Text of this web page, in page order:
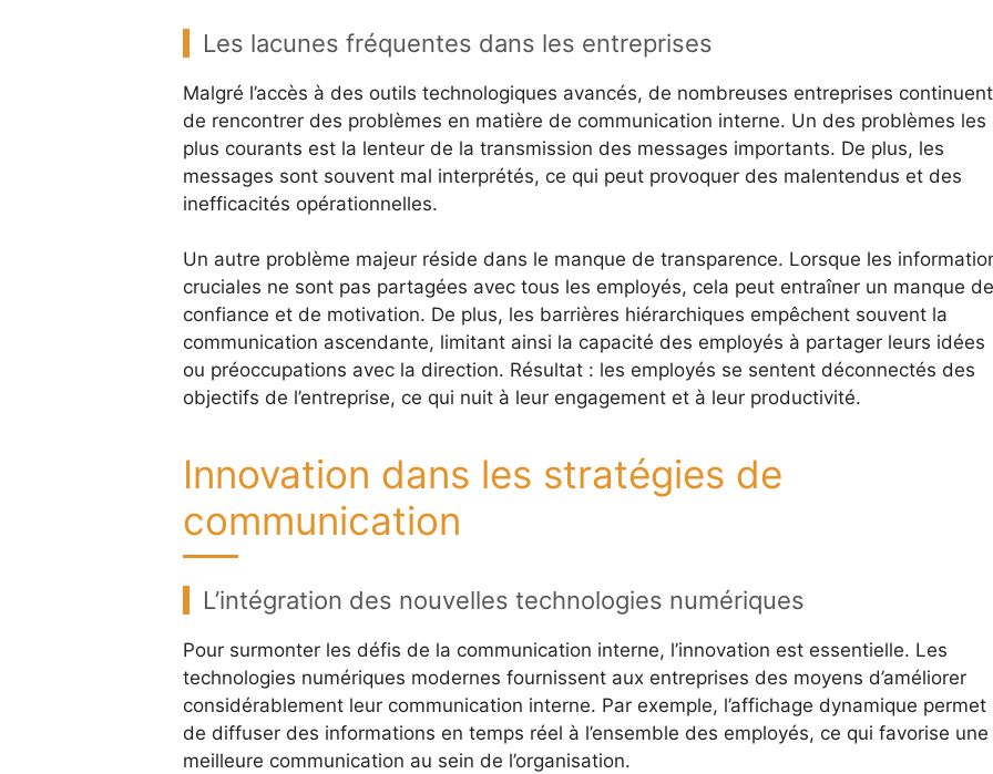
Les lacunes fréquentes dans les entreprises
Malgré l’accès à des outils technologiques avancés, de nombreuses entreprises continuent
de rencontrer des problèmes en matière de communication interne. Un des problèmes les
plus courants est la lenteur de la transmission des messages importants. De plus, les
messages sont souvent mal interprétés, ce qui peut provoquer des malentendus et des
inefficacités opérationnelles.
Un autre problème majeur réside dans le manque de transparence. Lorsque les
cruciales ne sont pas partagées avec tous les employés, cela peut entraîner un manque de
confiance et de motivation. De plus, les barrières hiérarchiques empêchent souvent la
communication ascendante, limitant ainsi la capacité des employés à partager leurs idées
ou préoccupations avec la direction. Résultat : les employés se sentent déconnectés des
objectifs de l’entreprise, ce qui nuit à leur engagement et à leur productivité.
Innovation dans les stratégies de
communication
L’intégration des nouvelles technologies numériques
Pour surmonter les défis de la communication interne, l’innovation est essentielle. Les
technologies numériques modernes fournissent aux entreprises des moyens d’améliorer
considérablement leur communication interne. Par exemple, l’affichage dynamique permet
de diffuser des informations en temps réel à l’ensemble des employés, ce qui favorise une
meilleure communication au sein de l’organisation.